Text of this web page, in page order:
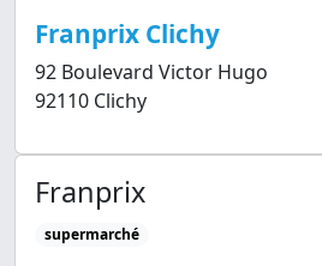
Franprix Clichy
92 Boulevard Victor Hugo
92110 Clichy
Franprix
supermarché